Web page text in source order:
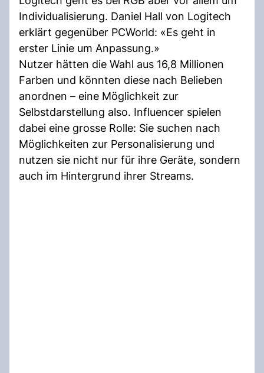
Individualisierung. Daniel Hall von Logitech
erklärt gegenüber PCWorld: «Es geht in
erster Linie um Anpassung.»
Nutzer hätten die Wahl aus 16,8 Millionen
Farben und könnten diese nach Belieben
anordnen – eine Möglichkeit zur
Selbstdarstellung also. Influencer spielen
dabei eine grosse Rolle: Sie suchen nach
Möglichkeiten zur Personalisierung und
nutzen sie nicht nur für ihre Geräte, sondern
auch im Hintergrund ihrer Streams.